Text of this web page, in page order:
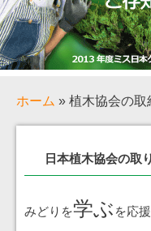
ホーム » 植木協会の取
日本植木協会の取
みどりを学ぶ を応援